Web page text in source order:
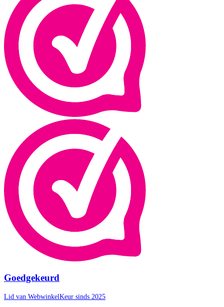
Goedgekeurd
Lid van WebwinkelKeur sinds 2025